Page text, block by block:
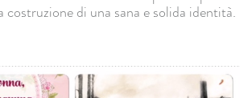
costruzione di una sana e solida identità.